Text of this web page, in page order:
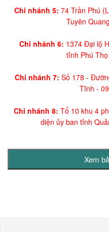
Chi nhánh 5: 74 Trần Phú
Tuyên
Chi nhánh 6: 1374 Đại lộ
tỉnh Phú
Chi nhánh 7: Số 178 -
Tĩnh -
Chi nhánh 8: Tổ 10 khu 4
diện ủy ban tỉnh